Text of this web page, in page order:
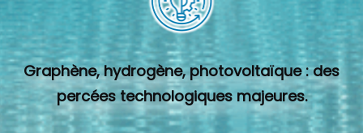
Graphène, hydrogène, photovoltaïque : des
percées technologiques majeures.